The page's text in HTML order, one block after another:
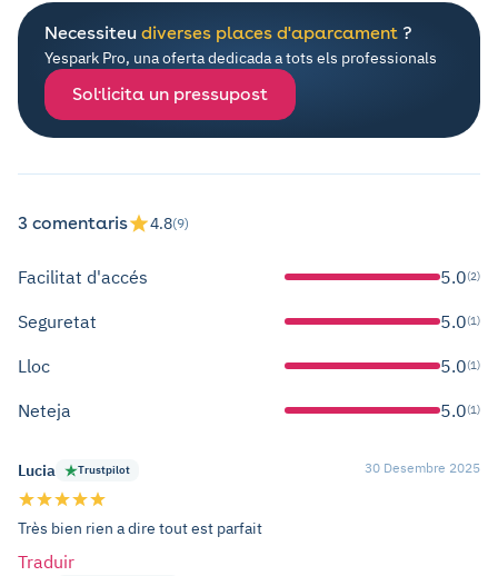
Necessiteu diverses places d'aparcament ?
Yespark Pro, una oferta dedicada a tots els professionals
Sol·licita un pressupost
3 comentaris 4.8(9)
Facilitat d'accés 5.0(2)
Seguretat 5.0(1)
Lloc 5.0(1)
Neteja 5.0(1)
Lucia Trustpilot 30 Desembre 2025
Très bien rien a dire tout est parfait
Traduir